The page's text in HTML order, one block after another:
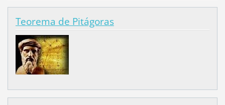
Teorema de Pitágoras